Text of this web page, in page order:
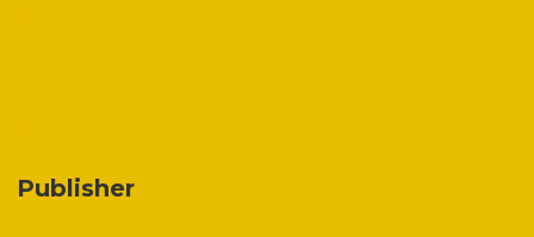
Publisher